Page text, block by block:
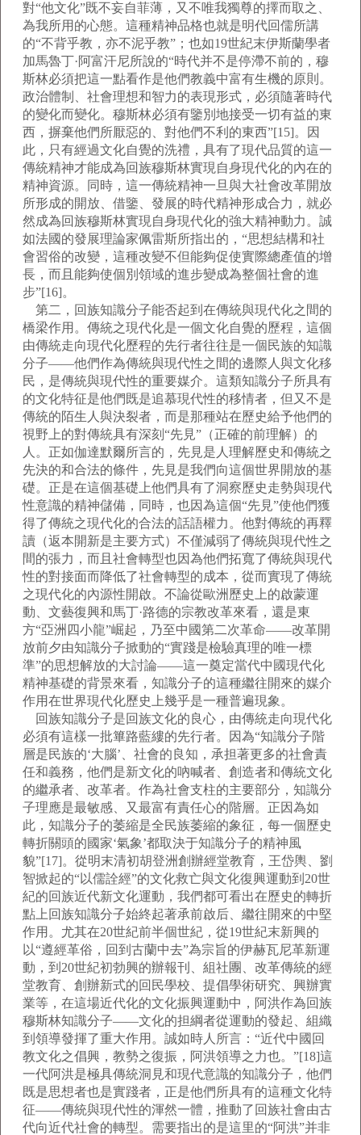
對“他文化”既不妄自菲薄，又不唯我獨尊的擇而取之、
為我所用的心態。這種精神品格也就是明代回儒所講
的“不背乎教，亦不泥乎教”；也如19世紀末伊斯蘭學者
加馬魯丁·阿富汗尼所說的“時代并不是停滯不前的，穆
斯林必須把這一點看作是他們教義中富有生機的原則。
政治體制、社會理想和智力的表現形式，必須隨著時代
的變化而變化。穆斯林必須有鑒別地接受一切有益的東
西，摒棄他們所厭惡的、對他們不利的東西”[15]。因
此，只有經過文化自覺的洗禮，具有了現代品質的這一
傳統精神才能成為回族穆斯林實現自身現代化的內在的
精神資源。同時，這一傳統精神一旦與大社會改革開放
所形成的開放、借鑒、發展的時代精神形成合力，就必
然成為回族穆斯林實現自身現代化的強大精神動力。誠
如法國的發展理論家佩雷斯所指出的，“思想結構和社
會習俗的改變，這種改變不但能夠促使實際總產值的增
長，而且能夠使個別領域的進步變成為整個社會的進
步”[16]。
第二，回族知識分子能否起到在傳統與現代化之間的
橋梁作用。傳統之現代化是一個文化自覺的歷程，這個
由傳統走向現代化歷程的先行者往往是一個民族的知識
分子——他們作為傳統與現代性之間的邊際人與文化移
民，是傳統與現代性的重要媒介。這類知識分子所具有
的文化特征是他們既是追慕現代性的移情者，但又不是
傳統的陌生人與決裂者，而是那種站在歷史給予他們的
視野上的對傳統具有深刻“先見”（正確的前理解）的
人。正如伽達默爾所言的，先見是人理解歷史和傳統之
先決的和合法的條件，先見是我們向這個世界開放的基
礎。正是在這個基礎上他們具有了洞察歷史走勢與現代
性意識的精神儲備，同時，也因為這個“先見”使他們獲
得了傳統之現代化的合法的話語權力。他對傳統的再釋
讀（返本開新是主要方式）不僅減弱了傳統與現代性之
間的張力，而且社會轉型也因為他們拓寬了傳統與現代
性的對接面而降低了社會轉型的成本，從而實現了傳統
之現代化的內源性開啟。不論從歐洲歷史上的啟蒙運
動、文藝復興和馬丁·路德的宗教改革來看，還是東
方“亞洲四小龍”崛起，乃至中國第二次革命——改革開
放前夕由知識分子掀動的“實踐是檢驗真理的唯一標
準”的思想解放的大討論——這一奠定當代中國現代化
精神基礎的背景來看，知識分子的這種繼往開來的媒介
作用在世界現代化歷史上幾乎是一種普遍現象。
回族知識分子是回族文化的良心，由傳統走向現代化
必須有這樣一批篳路藍縷的先行者。因為“知識分子階
層是民族的‘大腦’、社會的良知，承担著更多的社會責
任和義務，他們是新文化的吶喊者、創造者和傳統文化
的繼承者、改革者。作為社會支柱的主要部分，知識分
子理應是最敏感、又最富有責任心的階層。正因為如
此，知識分子的萎縮是全民族萎縮的象征，每一個歷史
轉折關頭的國家‘氣象’都取決于知識分子的精神風
貌”[17]。從明末清初胡登洲創辦經堂教育，王岱輿、劉
智掀起的“以儒詮經”的文化救亡與文化復興運動到20世
紀的回族近代新文化運動，我們都可看出在歷史的轉折
點上回族知識分子始終起著承前啟后、繼往開來的中堅
作用。尤其在20世紀前半個世紀，從19世紀末新興的
以“遵經革俗，回到古蘭中去”為宗旨的伊赫瓦尼革新運
動，到20世紀初勃興的辦報刊、組社團、改革傳統的經
堂教育、創辦新式的回民學校、提倡學術研究、興辦實
業等，在這場近代化的文化振興運動中，阿洪作為回族
穆斯林知識分子——文化的担綱者從運動的發起、組織
到領導發揮了重大作用。誠如時人所言：“近代中國回
教文化之倡興，教勢之復振，阿洪領導之力也。”[18]這
一代阿洪是極具傳統洞見和現代意識的知識分子，他們
既是思想者也是實踐者，正是他們所具有的這種文化特
征——傳統與現代性的渾然一體，推動了回族社會由古
代向近代社會的轉型。需要指出的是這里的“阿洪”并非